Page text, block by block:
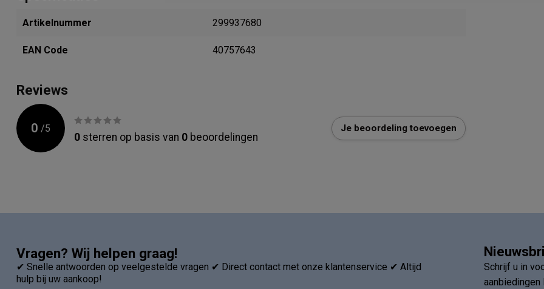
Artikelnummer 299937680
EAN Code 40757643
Reviews
0 /5
0 sterren op basis van 0 beoordelingen
Je beoordeling toevoegen
Vragen? Wij helpen graag!
✔ Snelle antwoorden op veelgestelde vragen ✔ Direct contact met onze klantenservice ✔ Altijd
hulp bij uw aankoop!
Schrijf u in